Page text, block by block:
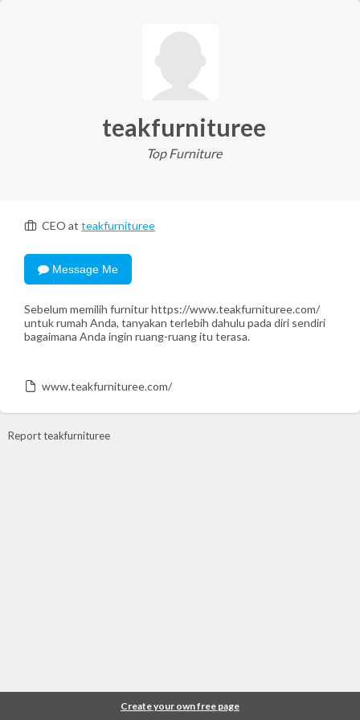
teakfurnituree
Top Furniture
CEO at teakfurnituree
Message Me
Sebelum memilih furnitur https://www.teakfurnituree.com/
untuk rumah Anda, tanyakan terlebih dahulu pada diri sendiri
bagaimana Anda ingin ruang-ruang itu terasa.
www.teakfurnituree.com/
Report teakfurnituree
Create your own free page